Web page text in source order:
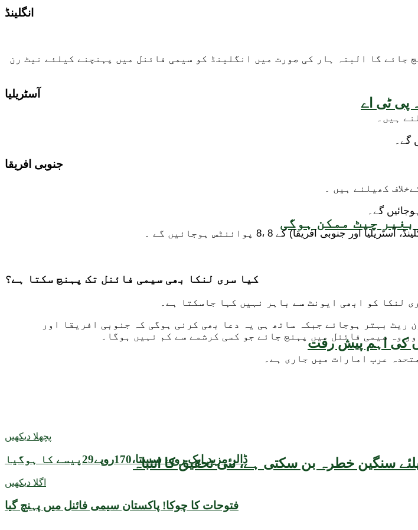
پی ٹی اے
چیٹ ممکن ہوگی
کی اہم پیش رفت
انگلینڈ
گا البتہ ہار کی صورت میں انگلینڈ کو سیمی فائنل میں پہنچنے کیلئے نیٹ رن
آسٹریلیا
جنوبی افریقا
کیا سری لنکا بھی سیمی فائنل تک پہنچ سکتا ہے؟
لنکا کو ابھی ایونٹ سے باہر نہیں کہا جاسکتا ہے۔
بہتر ہوجائے جبکہ ساتھ ہی یہ دعا بھی کرنی ہوگی کہ جنوبی افریقا اور
وہ سیمی فائنل میں پہنچ جائے جو کسی کرشمے سے کم نہیں ہوگا۔
پچھلا دیکھیں
ڈالر مزید ایک روپے سستا،170روپے29پیسے کا ہوگیا
اگلا دیکھیں
فتوحات کا چوکا! پاکستان سیمی فائنل میں پہنچ گیا